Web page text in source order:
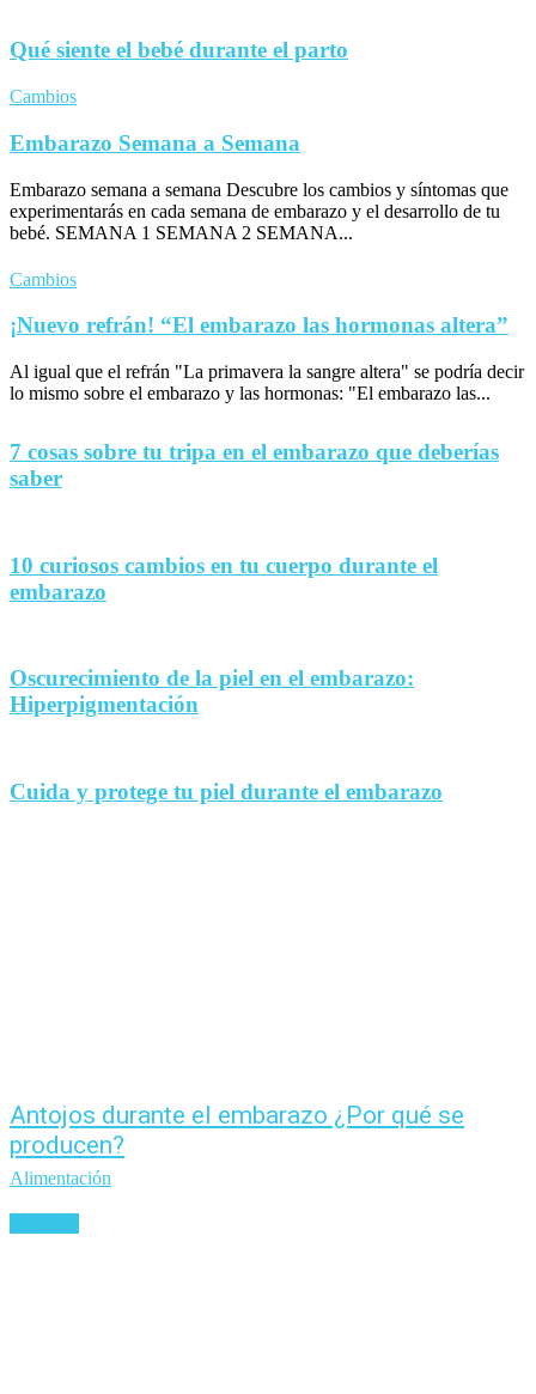
Qué siente el bebé durante el parto
Cambios
Embarazo Semana a Semana
Embarazo semana a semana Descubre los cambios y síntomas que
experimentarás en cada semana de embarazo y el desarrollo de tu
bebé. SEMANA 1 SEMANA 2 SEMANA...
Cambios
¡Nuevo refrán! “El embarazo las hormonas altera”
Al igual que el refrán "La primavera la sangre altera" se podría decir
lo mismo sobre el embarazo y las hormonas: "El embarazo las...
7 cosas sobre tu tripa en el embarazo que deberías
saber
10 curiosos cambios en tu cuerpo durante el
embarazo
Oscurecimiento de la piel en el embarazo:
Hiperpigmentación
Cuida y protege tu piel durante el embarazo
Antojos durante el embarazo ¿Por qué se
producen?
Alimentación